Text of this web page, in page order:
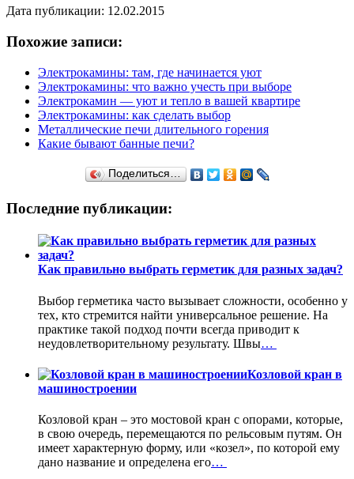
Дата публикации: 12.02.2015
Похожие записи:
Электрокамины: там, где начинается уют
Электрокамины: что важно учесть при выборе
Электрокамин — уют и тепло в вашей квартире
Электрокамины: как сделать выбор
Металлические печи длительного горения
Какие бывают банные печи?
Поделиться…
Последние публикации:
Как правильно выбрать герметик для разных задач?
Выбор герметика часто вызывает сложности, особенно у
тех, кто стремится найти универсальное решение. На
практике такой подход почти всегда приводит к
неудовлетворительному результату. Швы…
Козловой кран в
машиностроении
Козловой кран – это мостовой кран с опорами, которые,
в свою очередь, перемещаются по рельсовым путям. Он
имеет характерную форму, или «козел», по которой ему
дано название и определена его…